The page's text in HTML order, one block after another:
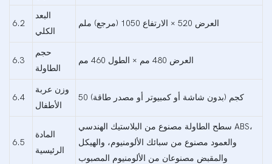
6.2
البعد
الكلي
العرض 520 × الارتفاع 1050 (مرجع) ملم
6.3
حجم
الطاولة
العرض 480 مم × الطول 460 مم
6.4
وزن عربة
الأطفال
50 كجم (بدون شاشة أو كمبيوتر أو مصدر طاقة)
6.5
المادة
الرئيسية
سطح الطاولة مصنوع من البلاستيك الهندسي ABS،
والعمود مصنوع من سبائك الألومنيوم، والهيكل
والمقبض مصنوعان من الألومنيوم المصبوب